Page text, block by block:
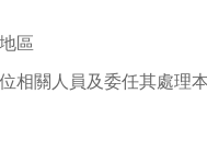
區
相關人員及委任其處理